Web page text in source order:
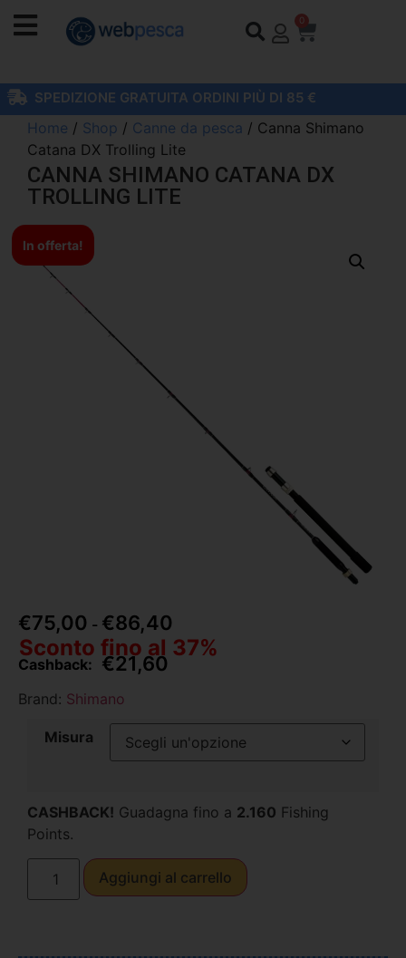
0
SPEDIZIONE GRATUITA ORDINI PIÙ DI 85 €
Home / Shop / Canne da pesca / Canna Shimano
Catana DX Trolling Lite
CANNA SHIMANO CATANA DX
TROLLING LITE
In offerta!
€75,00 - €86,40
Sconto fino al 37%
Cashback: €21,60
Brand: Shimano
Misura
CASHBACK! Guadagna fino a 2.160 Fishing
Points.
Aggiungi al carrello